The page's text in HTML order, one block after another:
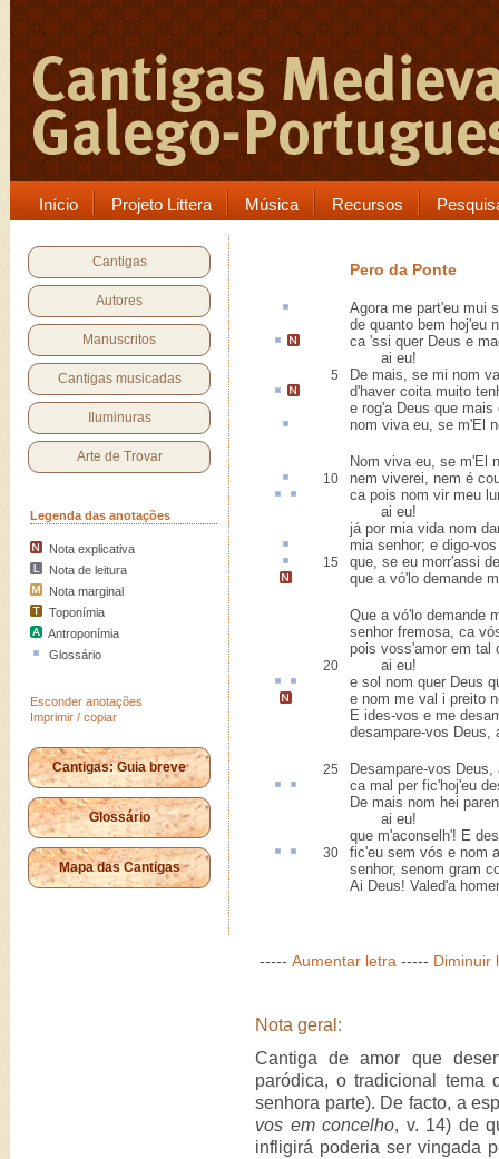
Início Projeto Littera Música Recursos
Cantigas
Autores
Manuscritos
Cantigas musicadas
Iluminuras
Arte de Trovar
Legenda das anotações
Nota explicativa
Nota de leitura
Nota marginal
Toponímia
Antroponímia
Glossário
Esconder anotações
Imprimir / copiar
Cantigas: Guia breve
Glossário
Mapa das Cantigas
Pero da Ponte
Agora me part'eu mui
de quanto bem hoj'eu
ca 'ssi quer Deus e
ai eu!
5
De mais, se mi nom
d'haver coita muito
e rog'a Deus que mais
nom viva eu, se m'El
Nom viva eu, se m'El
10
nem viverei, nem é
ca pois nom vir meu
ai eu!
já por mia vida nom
mia senhor; e digo-
15
que, se eu morr'assi
que a vó'lo demande
Que a vó'lo demande
senhor fremosa, ca
pois voss'amor em tal
20
ai eu!
e sol nom quer Deus
e nom me val i preito
E ides-vos e me
desampare-vos Deus,
25
Desampare-vos
ca mal per fic'hoj'eu
De mais nom hei
ai eu!
que m'aconselh'! E
30 fic'eu sem vós e nom
senhor, senom gram
Ai Deus! Valed'a
----- Aumentar letra ----- Diminuir
Nota geral:
Cantiga de amor que
paródica, o tradicional tema
senhora parte). De facto, a
vos em concelho, v. 14) de
infligirá poderia ser vingada